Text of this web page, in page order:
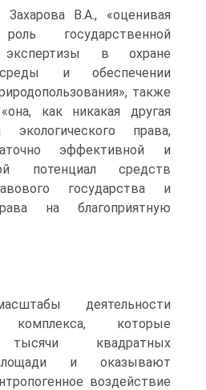
Захарова В.А., «оценивая
государственной
экспертизы в охране
и обеспечении
также
как никакая другая
права,
эффективной и
потенциал средств
государства и
на благоприятную
деятельности
комплекса, которые
тысячи квадратных
и оказывают
воздействие